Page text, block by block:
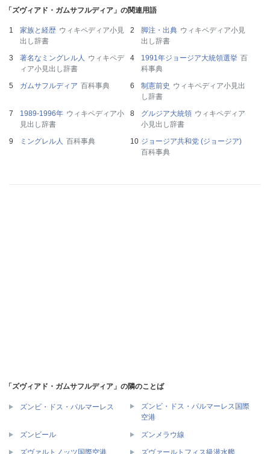
「ズヴィアド・ガムサフルディア」の関連用語
家族と経歴 ウィキペディア小見
出し辞書
脚注・出典 ウィキペディア小見
出し辞書
著名なミングレル人 ウィキペデ
ィア小見出し辞書
1991年ジョージア大統領選挙 百
科事典
ガムサフルディア 百科事典 制憲前史 ウィキペディア小見出
し辞書
1989-1996年 ウィキペディア小
見出し辞書
グルジア大統領 ウィキペディア
小見出し辞書
ミングレル人 百科事典
ジョージア共和党 (ジョージア)
百科事典
「ズヴィアド・ガムサフルディア」の隣のことば
ズンビ・ドス・パルマーレス
ズンビ・ドス・パルマーレス国際
空港
ズンビール ズンメラウ線
ズヴァルトノッツ国際空港 ズヴァールトフィス級潜水艦